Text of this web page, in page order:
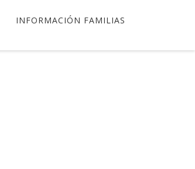
INFORMACIÓN FAMILIAS